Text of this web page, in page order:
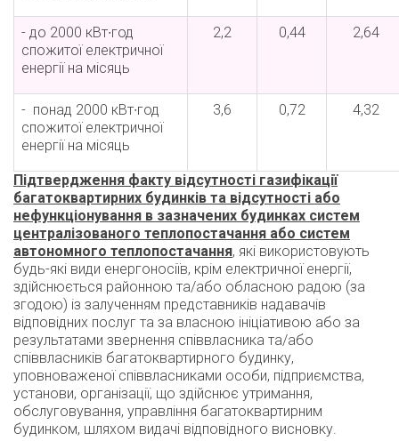
- до 2000 кВт∙год
спожитої електричної
енергії на місяць
2,2 0,44 2,64
- понад 2000 кВт∙год
спожитої електричної
енергії на місяць
3,6 0,72 4,32
Підтвердження факту відсутності газифікації
багатоквартирних будинків та відсутності або
нефункціонування в зазначених будинках систем
централізованого теплопостачання або систем
автономного теплопостачання, які використовують
будь-які види енергоносіїв, крім електричної енергії,
здійснюється районною та/або обласною радою (за
згодою) із залученням представників надавачів
відповідних послуг та за власною ініціативою або за
результатами звернення співвласника та/або
співвласників багатоквартирного будинку,
уповноваженої співвласниками особи, підприємства,
установи, організації, що здійснює утримання,
обслуговування, управління багатоквартирним
будинком, шляхом видачі відповідного висновку.